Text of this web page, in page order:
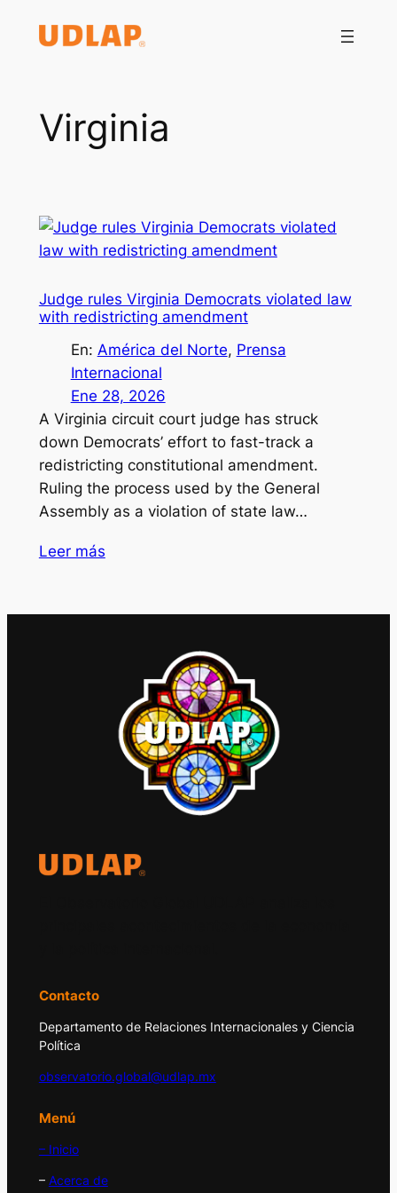
Virginia
Judge rules Virginia Democrats violated law
with redistricting amendment
En: América del Norte, Prensa
Internacional
Ene 28, 2026
A Virginia circuit court judge has struck
down Democrats’ effort to fast-track a
redistricting constitutional amendment.
Ruling the process used by the General
Assembly as a violation of state law…
Leer más
Contacto
Departamento de Relaciones Internacionales y Ciencia
Política
observatorio.global@udlap.mx
Menú
– Inicio
– Acerca de